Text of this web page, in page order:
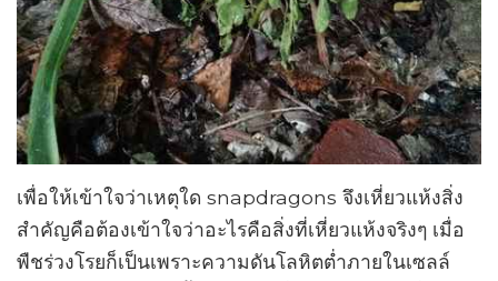
เพื่อให้เข้าใจว่าเหตุใด snapdragons จึงเหี่ยวแห้งสิ่ง
สำคัญคือต้องเข้าใจว่าอะไรคือสิ่งที่เหี่ยวแห้งจริงๆ เมื่อ
พืชร่วงโรยก็เป็นเพราะความดันโลหิตต่ำภายในเซลล์